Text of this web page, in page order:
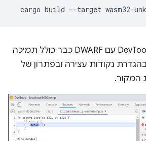
cargo build --target
השילוב החדש של DevTools עם DWARF כבר כולל תמיכה
נקודות עצירה ובפתרון של
המקור.